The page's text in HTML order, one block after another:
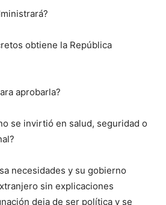
obtiene la República
aprobarla?
se invirtió en salud, seguridad o
necesidades y su gobierno
sin explicaciones
deja de ser política y se